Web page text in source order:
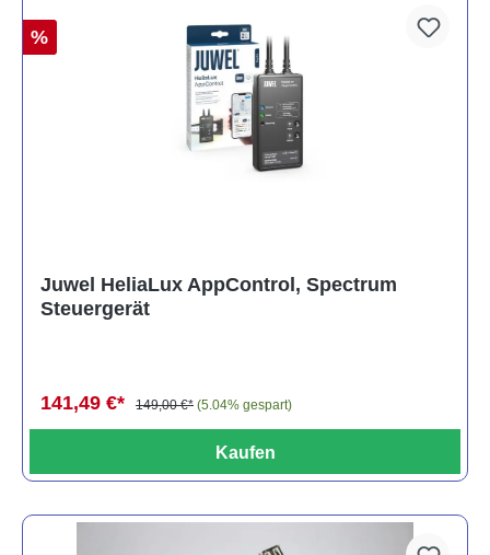
%
Juwel HeliaLux AppControl, Spectrum
Steuergerät
141,49 €* 149,00 €* (5.04% gespart)
Kaufen